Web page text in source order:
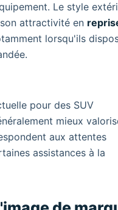
Le style
attractivité en
lorsqu'ils
pour des SUV
mieux
aux attentes
assistances à la